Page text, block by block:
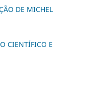
DE MICHEL
CIENTÍFICO E